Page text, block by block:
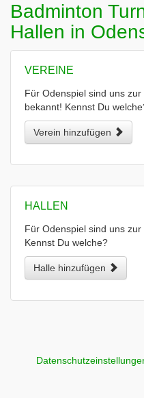
Badminton
Hallen in
VEREINE
Für Odenspiel sind uns
bekannt! Kennst Du
Verein hinzufügen
HALLEN
Für Odenspiel sind uns
Kennst Du welche?
Halle hinzufügen